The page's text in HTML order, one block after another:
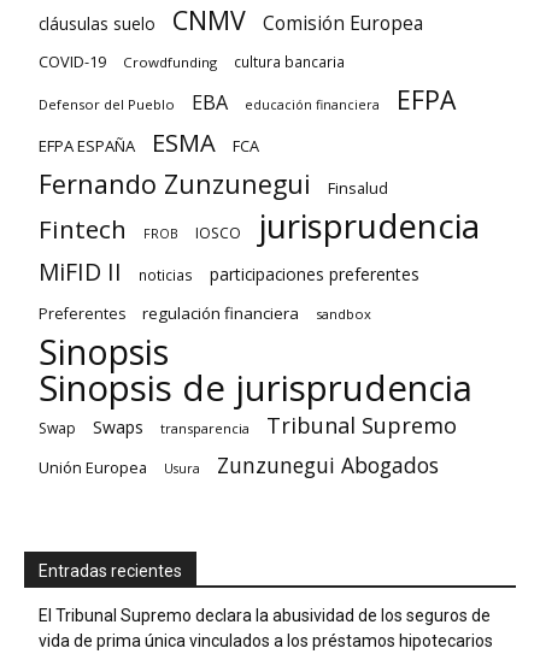
cláusulas suelo CNMV Comisión Europea
COVID-19 Crowdfunding cultura bancaria
Defensor del Pueblo EBA educación financiera EFPA
EFPA ESPAÑA ESMA FCA
Fernando Zunzunegui Finsalud
Fintech FROB IOSCO jurisprudencia
MiFID II noticias participaciones preferentes
Preferentes regulación financiera sandbox
Sinopsis
Sinopsis de jurisprudencia
Swap Swaps transparencia Tribunal Supremo
Unión Europea Usura Zunzunegui Abogados
Entradas recientes
El Tribunal Supremo declara la abusividad de los seguros de
vida de prima única vinculados a los préstamos hipotecarios